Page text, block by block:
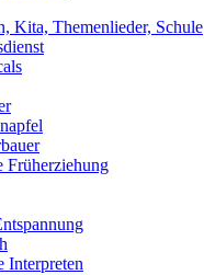
Kita, Themenlieder, Schule
Früherziehung
Interpreten